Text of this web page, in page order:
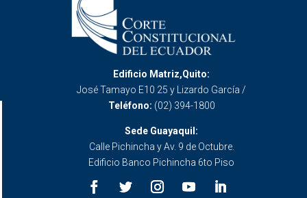
Edificio Matriz,Quito:
José Tamayo E10 25 y Lizardo García /
Teléfono: (02) 394-1800
Sede Guayaquil:
Calle Pichincha y Av. 9 de Octubre.
Edificio Banco Pichincha 6to Piso